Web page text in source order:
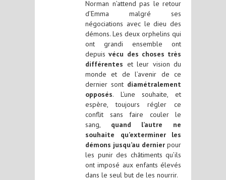
Norman n’attend pas le retour
d’Emma malgré ses
négociations avec le dieu des
démons. Les deux orphelins qui
ont grandi ensemble ont
depuisvécu des choses très
différentes et leur vision du
monde et de l’avenir de ce
dernier sont diamétralement
opposés. L’une souhaite, et
espère, toujours régler ce
conflit sans faire couler le
sang, quand l’autre ne
souhaite qu’exterminer les
démons jusqu’au dernier pour
les punir des châtiments qu’ils
ont imposé aux enfants élevés
dans le seul but de les nourrir.